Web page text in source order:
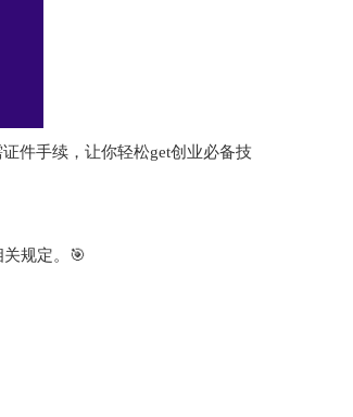
件手续，让你轻松get创业必备技
规定。🎯